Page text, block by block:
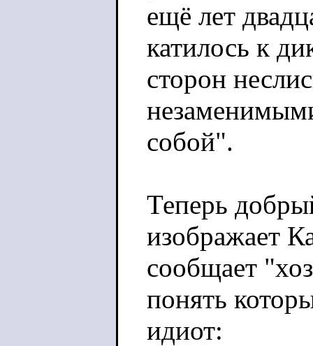
ещё лет
катилось к
сторон
собой".
Теперь
изображает
сообщает
понять
идиот: